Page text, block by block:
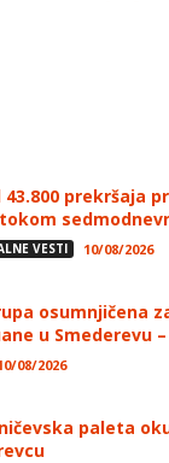
43.800 prekršaja
VESTI 10/08/2026
osumnjičena
u Smederevu
08/2026
paleta